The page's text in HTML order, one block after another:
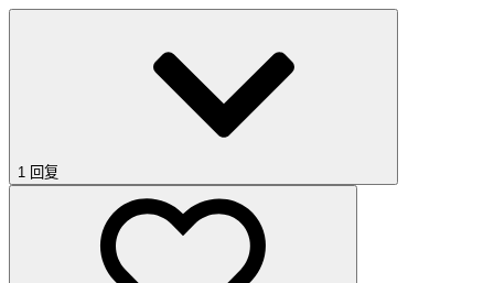
1 回复